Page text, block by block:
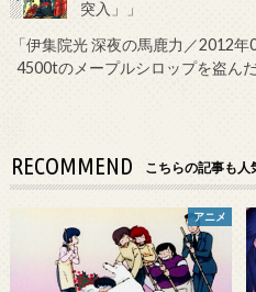
突入」」
「伊集院光 深夜の馬鹿力／2012
4500tのメープルシロップを盗ん
RECOMMEND こちらの記事も人
アニメ